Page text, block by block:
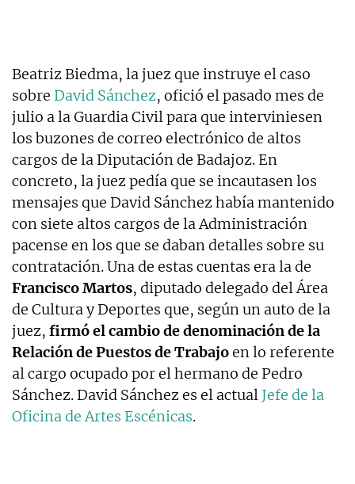
Beatriz Biedma, la juez que instruye el caso
sobre David Sánchez, ofició el pasado mes de
julio a la Guardia Civil para que interviniesen
los buzones de correo electrónico de altos
cargos de la Diputación de Badajoz. En
concreto, la juez pedía que se incautasen los
mensajes que David Sánchez había mantenido
con siete altos cargos de la Administración
pacense en los que se daban detalles sobre su
contratación. Una de estas cuentas era la de
Francisco Martos, diputado delegado del Área
de Cultura y Deportes que, según un auto de la
juez, firmó el cambio de denominación de la
Relación de Puestos de Trabajoen lo referente
al cargo ocupado por el hermano de Pedro
Sánchez. David Sánchez es el actual Jefe de la
Oficina de Artes Escénicas.